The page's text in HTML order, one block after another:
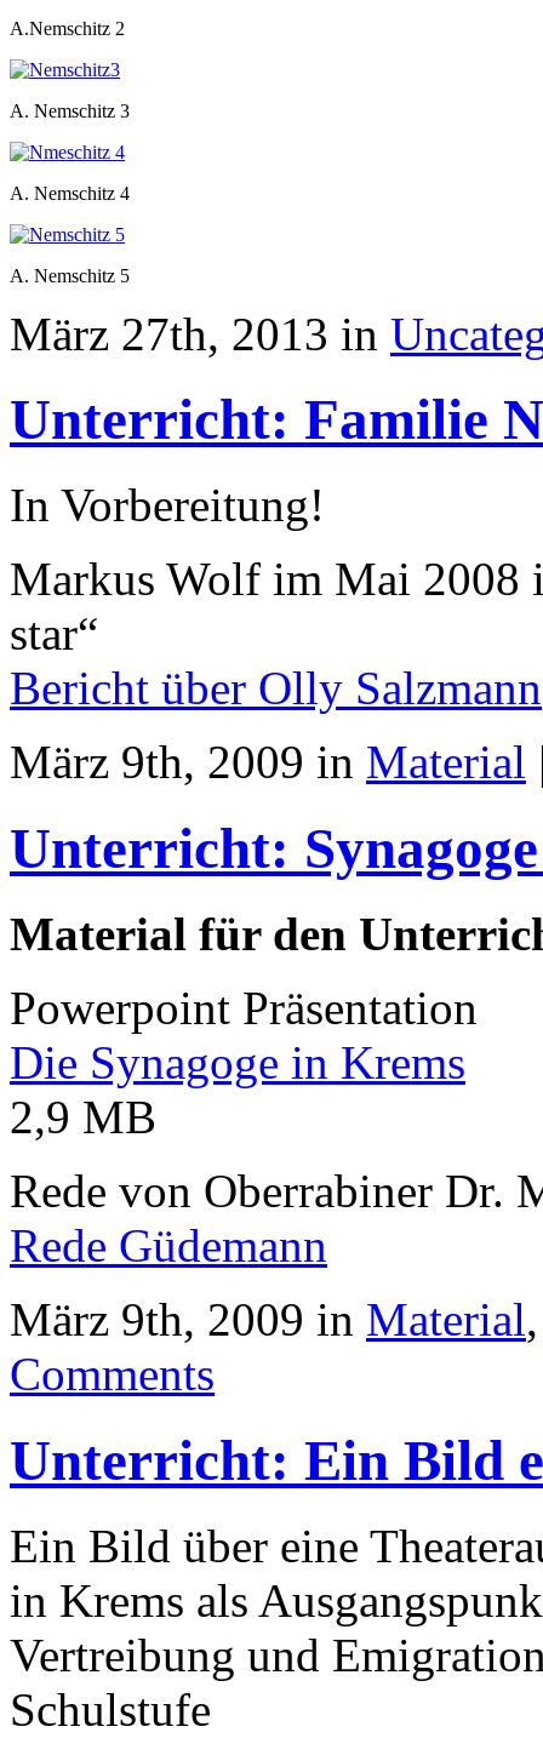
A.Nemschitz 2
A. Nemschitz 3
A. Nemschitz 4
A. Nemschitz 5
März 27th, 2013 in
Unterricht: Familie
In Vorbereitung!
Markus Wolf im Mai 2008
star“
Bericht über Olly Salzmann
März 9th, 2009 in Material
Unterricht:
Material für den
Powerpoint Präsentation
Die Synagoge in Krems
2,9 MB
Rede von Oberrabiner Dr.
Rede Güdemann
März 9th, 2009 in Material
Comments
Unterricht: Ein Bild
Ein Bild über eine
in Krems als
Vertreibung und
Schulstufe